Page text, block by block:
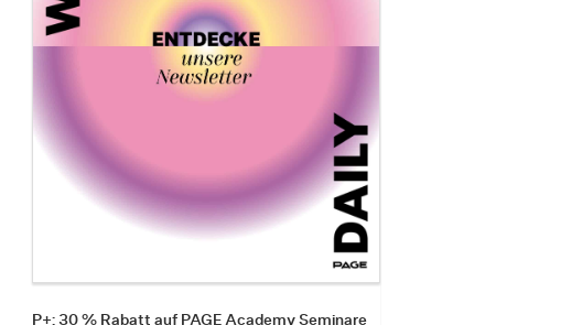
P+: 30 % Rabatt auf PAGE Academy Seminare